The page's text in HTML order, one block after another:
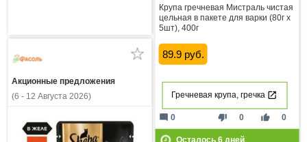
Крупа гречневая Мистраль чистая
цельная в пакете для варки (80г x
5шт), 400г
89.9 руб.
Гречневая крупа, гречка
thumb_down 0 thumb_up 0
mode_comment 0
Осталось 6дней
Акционные предложения
(6 - 12 Августа 2026)